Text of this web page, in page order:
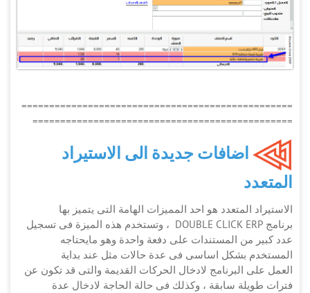
=================================================
===============================================
اضافات جديدة الى الاستيراد
المتعدد
الاستيراد المتعدد هو احد المميزات الهامة التى يتميز بها
برنامج DOUBLE CLICK ERP ، وتستخدم هذه الميزة فى تسجيل
عدد كبير من المستندات على دفعة واحدة وهو مايحتاجه
المستخدم بشكل اساسى فى عدة حالات مثل عند بداية
العمل على البرنامج لادخال الحركات القديمة والتى قد تكون عن
فترات طويلة سابقة ، وكذلك فى حالة الحاجة لادخال عدة